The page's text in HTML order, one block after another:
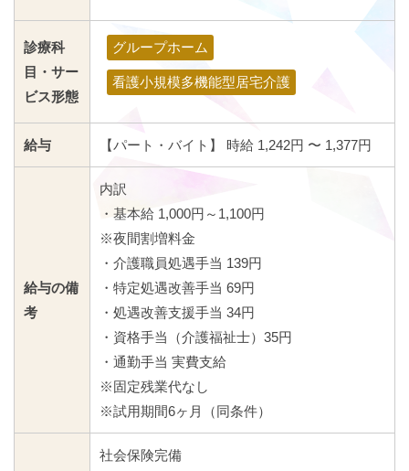
診療科
目・サー
ビス形態
グループホーム
看護小規模多機能型居宅介護
給与 【パート・バイト】 時給 1,242円 〜 1,377円
給与の備
考
内訳
・基本給 1,000円～1,100円
※夜間割増料金
・介護職員処遇手当 139円
・特定処遇改善手当 69円
・処遇改善支援手当 34円
・資格手当（介護福祉士）35円
・通勤手当 実費支給
※固定残業代なし
※試用期間6ヶ月（同条件）
社会保険完備